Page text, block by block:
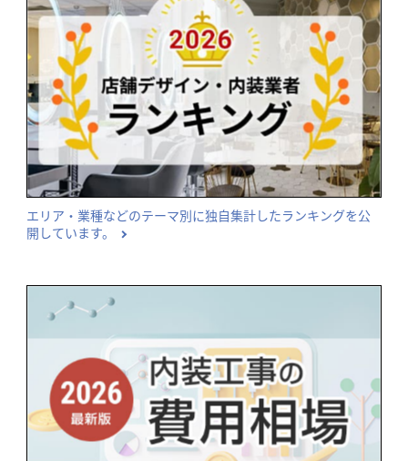
エリア・業種などのテーマ別に独自集計したランキングを公
開しています。